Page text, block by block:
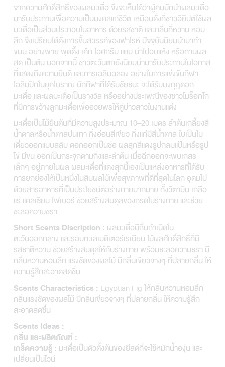
จากความศักดิ์สิทธิ์ของผลมะเดื่อ จึงจะเห็นได้ว่าผู้คนมักนำผลมะเดื่อ
มารับประทานเพื่อความเป็นมงคลแก่ชีวิต เหมือนดั่งที่ชาวอียิปต์ใช้ผล
มะเดื่อเป็นส่วนประกอบในอาหาร ด้วยรสชาติ และกลิ่นที่หวาน หอม
ลึก จึงเปรียบได้ดั่งการขึ้นสวรรค์ของฟาโรห์ ปัจจุบันนิยมนำมาทำ
ขนม อย่างพาย พุดดิ้ง เค้ก ไอศกรีม แยม นำไปอบแห้ง หรือทานผล
สด เป็นต้น นอกจากนี้ ชาวตะวันตกยังนิยมนำมารับประทานในโอกาส
ที่แสดงถึงความยินดี และการเฉลิมฉลอง อย่างในการแข่งขันกีฬา
โอลิมปิกในยุคโบราณ นักกีฬาที่ได้รับชัยชนะ จะได้รับมงกุฎดอก
มะเดื่อ และผลมะเดื่อเป็นรางวัล หรืออย่างประเพณีของชาวโมร็อกโก
ที่มีการขว้างลูกมะเดื่อเพื่ออวยพรให้คู่บ่าวสาวในงานแต่ง
มะเดื่อเป็นไม้ยืนต้นที่มีความสูงประมาณ 10–20 เมตร ลำต้นเกลี้ยงสี
น้ำตาลหรือน้ำตาลปนเทา กิ่งอ่อนสีเขียว กิ่งแก่มีสีน้ำตาล ใบเป็นใบ
เดี่ยวออกแบบสลับ ดอกออกเป็นช่อ ผลสุกสีแดงรูปกลมแป้นหรือรูป
ไข่ มีขน ออกเป็นกระจุกตามกิ่งและลำต้น เมื่อฉีกออกจะพบเกสร
เล็กๆ อยู่ภายในผล ผลมะเดื่อที่แดงสุกนี้เองเป็นแหล่งอาหารที่ได้รับ
การยกย่องให้เป็นหนึ่งในสิบผลไม้เพื่อสุขภาพที่ดีที่สุดในโลก อุดมไป
ด้วยสารอาหารที่เป็นประโยชน์ต่อร่างกายมากมาย ทั้งวิตามิน เกลือ
แร่ แคลเซียม ไฟเบอร์ ช่วยสร้างสมดุลของกรดในร่างกาย และช่วย
ชะลอความชรา
Short Scents Discription : ผลมะเดื่อมีถิ่นกำเนิดใน
ตะวันออกกลาง และรอบทะเลเมดิเตอร์เรเนียน ไม้ผลศักดิ์สิทธิ์ที่มี
รสชาติหวาน ช่วยสร้างสมดุลให้กับร่างกาย พร้อมชะลอความชรา มี
กลิ่นหวานหอมลึก แรงชัดของผลไม้ มีกลิ่นเขียวจางๆ ที่ปลายกลิ่น ให้
ความรู้สึกสะอาดสดชื่น
Scents Characteristics : Egyptian Fig ให้กลิ่นหวานหอมลึก
กลิ่นแรงชัดของผลไม้ มีกลิ่นเขียวจางๆ ที่ปลายกลิ่น ให้ความรู้สึก
สะอาดสดชื่น
Scents Ideas :
กลิ่น และผลิตภัณฑ์ :
เกร็ดความรู้ : มะเดื่อเป็นตัวตั้งต้นของยีสต์ที่จะใช้หมักน้ำองุ่น และ
เปลี่ยนเป็นไวน์